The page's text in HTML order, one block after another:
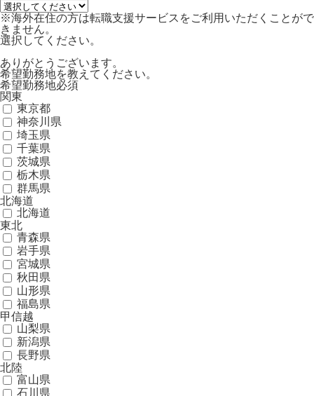
※海外在住の方は転職支援サービスをご利用いただくことがで
きません。
選択してください。
ありがとうございます。
希望勤務地を教えてください。
希望勤務地必須
関東
東京都
神奈川県
埼玉県
千葉県
茨城県
栃木県
群馬県
北海道
北海道
東北
青森県
岩手県
宮城県
秋田県
山形県
福島県
甲信越
山梨県
新潟県
長野県
北陸
富山県
石川県